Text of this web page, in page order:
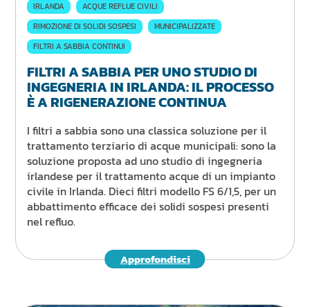
IRLANDA
ACQUE REFLUE CIVILI
RIMOZIONE DI SOLIDI SOSPESI
MUNICIPALIZZATE
FILTRI A SABBIA CONTINUI
FILTRI A SABBIA PER UNO STUDIO DI
INGEGNERIA IN IRLANDA: IL PROCESSO
È A RIGENERAZIONE CONTINUA
I filtri a sabbia sono una classica soluzione per il
trattamento terziario di acque municipali: sono la
soluzione proposta ad uno studio di ingegneria
irlandese per il trattamento acque di un impianto
civile in Irlanda. Dieci filtri modello FS 6/1,5, per un
abbattimento efficace dei solidi sospesi presenti
nel refluo.
Approfondisci